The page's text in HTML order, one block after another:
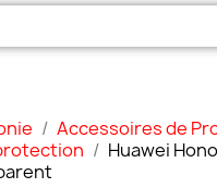
Accessoires de
Huawei